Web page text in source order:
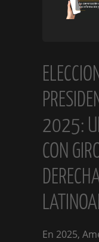
2025:
CON
En 2025,